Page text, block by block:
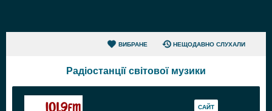
ВИБРАНЕ НЕЩОДАВНО СЛУХАЛИ
Радіостанції світової музики
САЙТ